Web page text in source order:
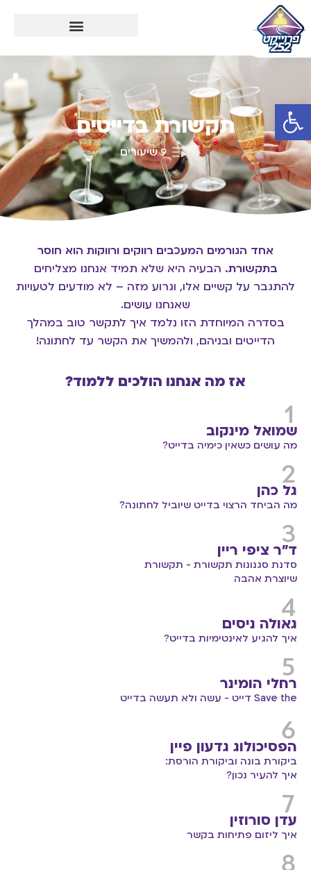
פתח סרגל נגישות
תקשורת בדייטים
9 שיעורים
אחד הגורמים המעכבים רווקים ורווקות הוא חוסר
בתקשורת. הבעיה היא שלא תמיד אנחנו מצליחים
להתגבר על קשיים אלו, וגרוע מזה – לא מודעים לטעויות
שאנחנו עושים.
בסדרה המיוחדת הזו נלמד איך לתקשר טוב במהלך
הדייטים ובניהם, ולהמשיך את הקשר עד לחתונה!
אז מה אנחנו הולכים ללמוד?
שמואל מינקוב
מה עושים כשאין כימיה בדייט?
גל כהן
מה הביחד הרצוי בדייט שיוביל לחתונה?
ד"ר ציפי ריין
סדנת סגנונות תקשורת - תקשורת
שיוצרת אהבה
גאולה ניסים
איך להגיע לאינטימיות בדייט?
רחלי הומינר
Save the דייט - עשה ולא תעשה בדייט
הפסיכולוג גדעון פיין
ביקורת בונה וביקורת הורסת:
איך להעיר נכון?
עדן סורוזין
איך ליזום פתיחות בקשר